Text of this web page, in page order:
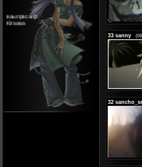
ваыпрвсапр
Kiraaaa
33 sanny
32